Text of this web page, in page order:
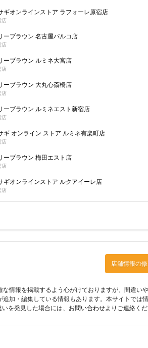
ギオンラインストア ラフォーレ原宿店
店
ーブラウン 名古屋パルコ店
店
ーブラウン ルミネ大宮店
店
ーブラウン 大丸心斎橋店
店
ーブラウン ルミネエスト新宿店
店
ギ オンライン ストア ルミネ有楽町店
店
ーブラウン 梅田エスト店
店
ギオンラインストア ルクアイーレ店
店
店舗情報の
な情報を掲載するよう心がけておりますが、間違い
追加・編集している情報もあります。本サイトでは
を発見した場合には、 お問い合わせよりご連絡くだ